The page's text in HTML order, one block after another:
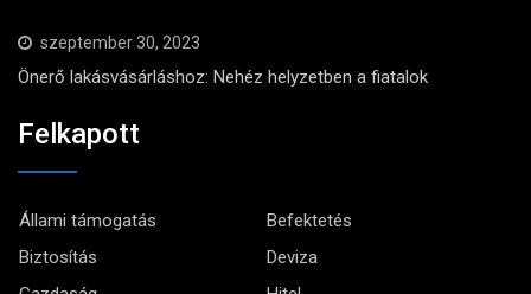
szeptember 30, 2023
Önerő lakásvásárláshoz: Nehéz helyzetben a fiatalok
Felkapott
Állami támogatás
Befektetés
Biztosítás
Deviza